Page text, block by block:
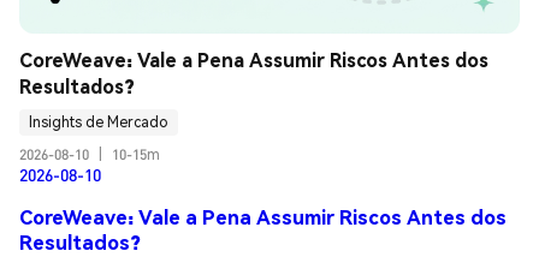
CoreWeave: Vale a Pena Assumir Riscos Antes dos
Resultados?
Insights de Mercado
2026-08-10
10-15m
2026-08-10
CoreWeave: Vale a Pena Assumir Riscos Antes dos
Resultados?